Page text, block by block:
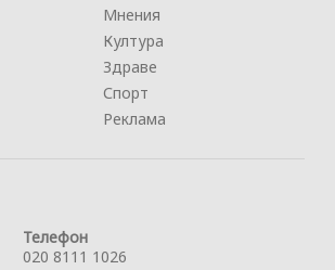
Мнения
Култура
Здраве
Спорт
Реклама
Телефон
020 8111 1026